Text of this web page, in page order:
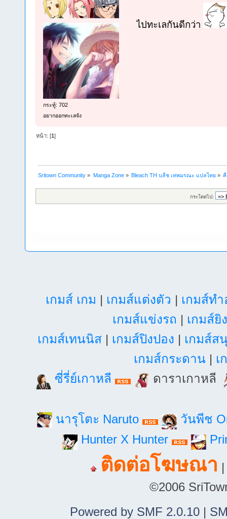
กระทู้: 702
อยากออกทะเลจัง
ไปทะเลกันดีกว่า
หน้า: [1]
Sritown Community » Manga Zone» Bleach TH บลีช เทพมรณะ แปลไทย»
กระโดดไป:
เกมส์ เกม | เกมส์แต่งตัว | เกมส์ท
เกมส์แข่งรถ | เกมส์ยิ
เกมส์เทนนิส| เกมส์ปิงปอง | เกมส์ส
เกมส์กระดาน | เ
ซี่รี่ย์เกาหลี
ดาราเกาหลี
นารุโตะ Naruto
วันพีช
Hunter X Hunter
ติดต่อโฆษณา
©2006
Powered by SMF 2.0.10|